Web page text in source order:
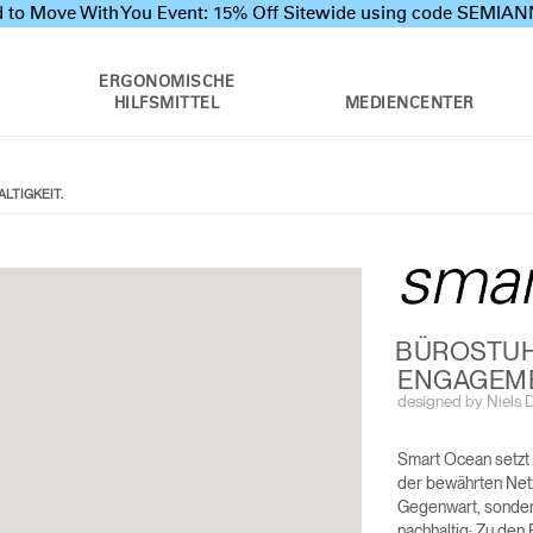
to Move With You Event: 15% Off Sitewide using code
ERGONOMISCHE
HILFSMITTEL
MEDIENCENTER
designed by Niels
Smart Ocean
der bewährten
Gegenwart,